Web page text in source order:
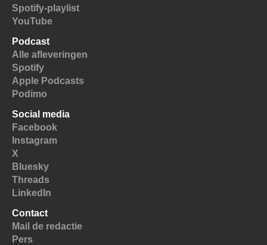
Spotify-playlist
YouTube
Podcast
Alle afleveringen
Spotify
Apple Podcasts
Podimo
Social media
Facebook
Instagram
X
Bluesky
Threads
LinkedIn
Contact
Mail de redactie
Pers